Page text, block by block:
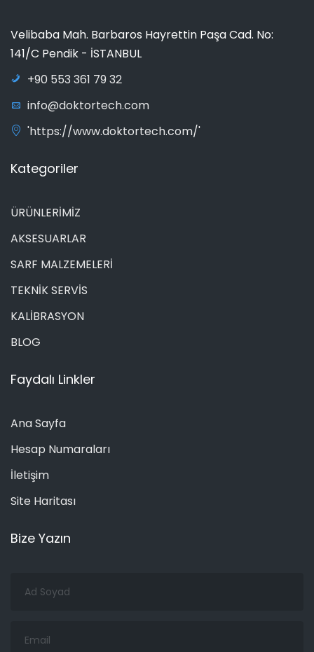
Velibaba Mah. Barbaros Hayrettin Paşa Cad. No:
141/C Pendik - İSTANBUL
+90 553 361 79 32
info@doktortech.com
'https://www.doktortech.com/'
Kategoriler
ÜRÜNLERİMİZ
AKSESUARLAR
SARF MALZEMELERİ
TEKNİK SERVİS
KALİBRASYON
BLOG
Faydalı Linkler
Ana Sayfa
Hesap Numaraları
İletişim
Site Haritası
Bize Yazın
Soyad